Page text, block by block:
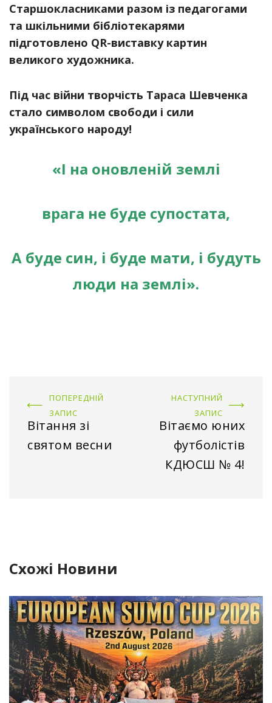
Старшокласниками разом із педагогами
та шкільними бібліотекарями
підготовлено QR-виставку картин
великого художника.
Під час війни творчість Тараса Шевченка
стало символом свободи і сили
українського народу!
«І на оновленій землі
врага не буде супостата,
А буде син, і буде мати, і будуть
люди на землі».
ПОПЕРЕДНІЙ
ЗАПИС
Вітання зі
святом весни
НАСТУПНИЙ
ЗАПИС
Вітаємо юних
футболістів
КДЮСШ № 4!
Схожі Новини